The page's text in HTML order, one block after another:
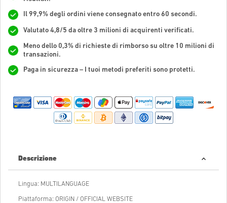
Il 99,9% degli ordini viene consegnato entro 60 secondi.
Valutato 4,8/5 da oltre 3 milioni di acquirenti verificati.
Meno dello 0,3% di richieste di rimborso su oltre 10 milioni di
transazioni.
Paga in sicurezza – I tuoi metodi preferiti sono protetti.
Descrizione
Lingua: MULTILANGUAGE
Piattaforma: ORIGIN / OFFICIAL WEBSITE